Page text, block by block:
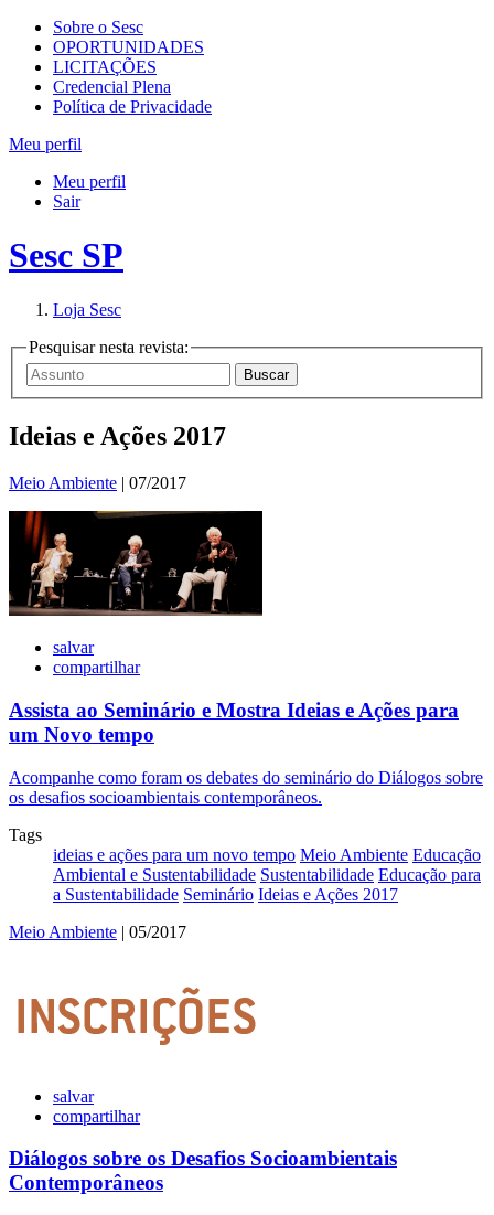
Sobre o Sesc
OPORTUNIDADES
LICITAÇÕES
Credencial Plena
Política de Privacidade
Meu perfil
Meu perfil
Sair
Sesc SP
Loja Sesc
Pesquisar nesta revista:
Ideias e Ações 2017
Meio Ambiente | 07/2017
salvar
compartilhar
Assista ao Seminário e Mostra Ideias e Ações para
um Novo tempo
Acompanhe como foram os debates do seminário do Diálogos sobre
os desafios socioambientais contemporâneos.
Tags
ideias e ações para um novo tempo Meio Ambiente Educação
Ambiental e Sustentabilidade Sustentabilidade Educação para
a Sustentabilidade Seminário Ideias e Ações 2017
Meio Ambiente | 05/2017
salvar
compartilhar
Diálogos sobre os Desafios Socioambientais
Contemporâneos